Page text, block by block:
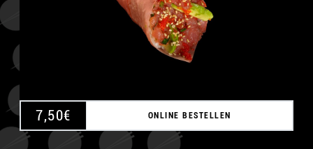
7,50€ ONLINE BESTELLEN